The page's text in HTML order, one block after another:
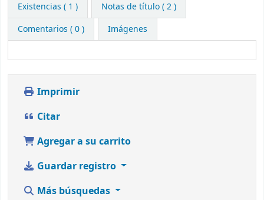
Existencias ( 1 )
Notas de título ( 2 )
Comentarios ( 0 )
Imágenes
Imprimir
Citar
Agregar a su carrito
Guardar registro
Más búsquedas